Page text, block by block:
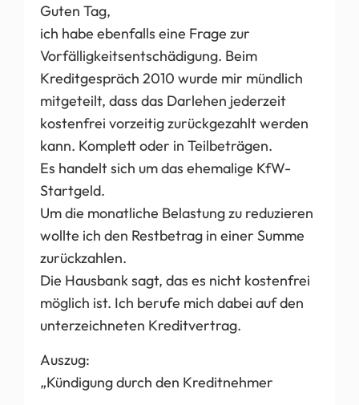
Guten Tag,
ich habe ebenfalls eine Frage zur
Vorfälligkeitsentschädigung. Beim
Kreditgespräch 2010 wurde mir mündlich
mitgeteilt, dass das Darlehen jederzeit
kostenfrei vorzeitig zurückgezahlt werden
kann. Komplett oder in Teilbeträgen.
Es handelt sich um das ehemalige KfW-
Startgeld.
Um die monatliche Belastung zu reduzieren
wollte ich den Restbetrag in einer Summe
zurückzahlen.
Die Hausbank sagt, das es nicht kostenfrei
möglich ist. Ich berufe mich dabei auf den
unterzeichneten Kreditvertrag.
Auszug:
„Kündigung durch den Kreditnehmer